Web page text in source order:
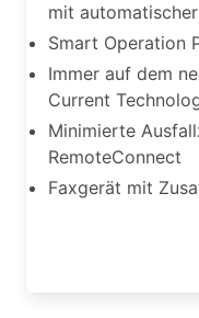
mit
Smart Operation
Immer auf dem
Current
Minimierte
RemoteConnect
Faxgerät mit